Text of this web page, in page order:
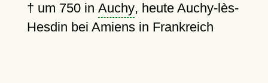
† um 750in Auchy, heute Auchy-lès-
Hesdin bei Amiens in Frankreich